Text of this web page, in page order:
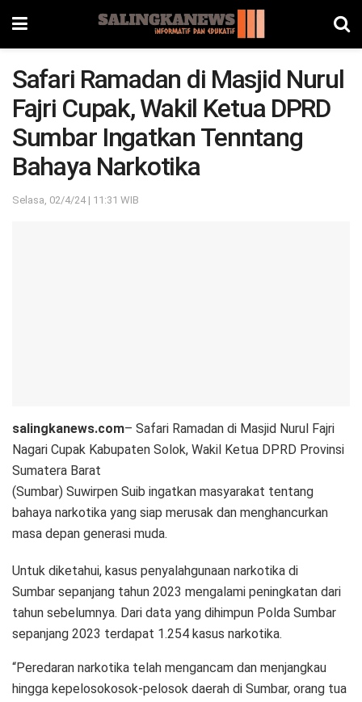
Safari Ramadan di Masjid Nurul
Fajri Cupak, Wakil Ketua DPRD
Sumbar Ingatkan Tenntang
Bahaya Narkotika
Selasa, 02/4/24 | 11:31 WIB
salingkanews.com– Safari Ramadan di Masjid Nurul Fajri
Nagari Cupak Kabupaten Solok, Wakil Ketua DPRD Provinsi
Sumatera Barat
(Sumbar) Suwirpen Suib ingatkan masyarakat tentang
bahaya narkotika yang siap merusak dan menghancurkan
masa depan generasi muda.
Untuk diketahui, kasus penyalahgunaan narkotika di
Sumbar sepanjang tahun 2023 mengalami peningkatan dari
tahun sebelumnya. Dari data yang dihimpun Polda Sumbar
sepanjang 2023 terdapat 1.254 kasus narkotika.
“Peredaran narkotika telah mengancam dan menjangkau
hingga kepelosokosok-pelosok daerah di Sumbar, orang tua